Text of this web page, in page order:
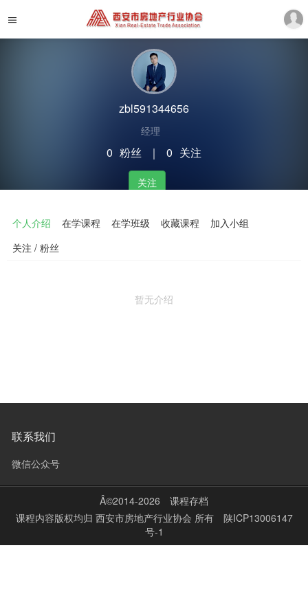
zbl591344656
经理
0 粉丝 ｜ 0 关注
关注
个人介绍 在学课程 在学班级 收藏课程
加入小组
关注 / 粉丝
暂无介绍
联系我们
微信公众号
Â©2014-2026
课程存档
课程内容版权均归 西安市房地产行业协会 所有
陕ICP13006147
号-1